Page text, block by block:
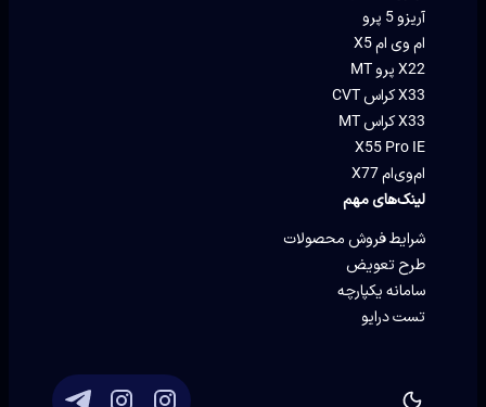
آریزو 5 پرو
ام وی ام X5
X22 پرو MT
X33 کراس CVT
X33 کراس MT
X55 Pro IE
ام‌وی‌ام X77
لینک‌های مهم
شرایط فروش محصولات
طرح تعویض
سامانه یکپارچه
تست درایو